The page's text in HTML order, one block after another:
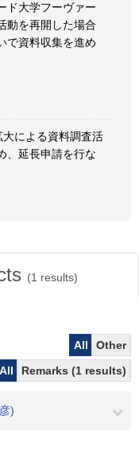
ド大学フーヴァー
動を再開した場合
で資料収集を進め
による資料調査活
、延長申請を行な
(1 results)
All
Other
All
Remarks (1 results)
)